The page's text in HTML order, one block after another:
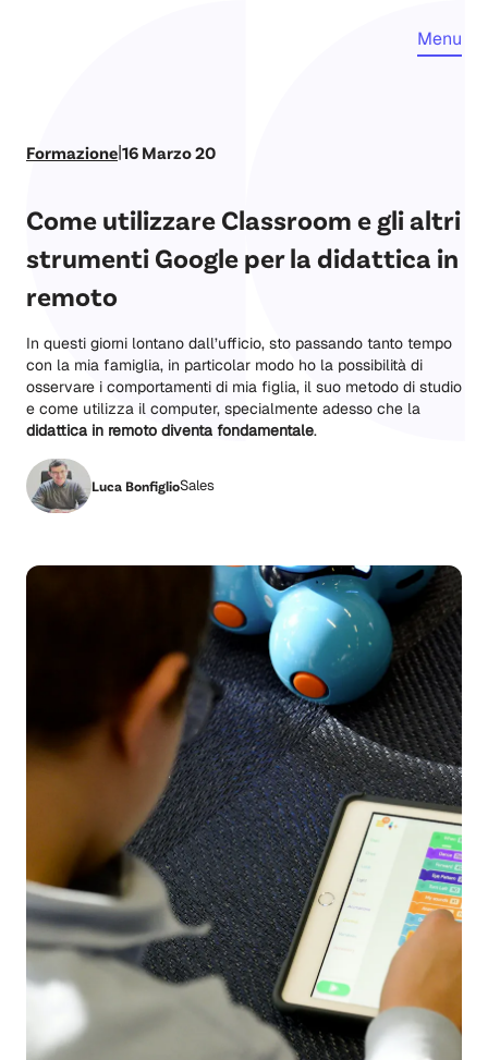
Menu
Formazione|16 Marzo 20
Come utilizzare Classroom e gli altri
strumenti Google per la didattica in
remoto
In questi giorni lontano dall’ufficio, sto passando tanto tempo
con la mia famiglia, in particolar modo ho la possibilità di
osservare i comportamenti di mia figlia, il suo metodo di studio
e come utilizza il computer, specialmente adesso che la
didattica in remoto diventa fondamentale.
Luca BonfiglioSales